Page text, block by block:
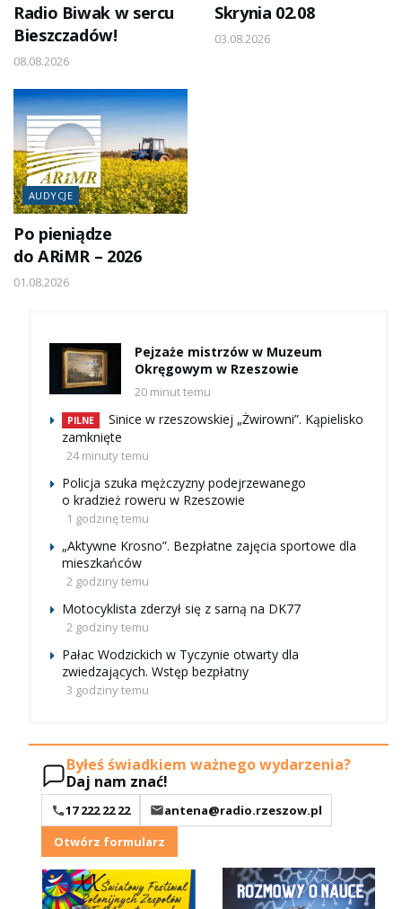
Radio Biwak w sercu
Bieszczadów!
08.08.2026
Skrynia 02.08
03.08.2026
AUDYCJE
Po pieniądze
do ARiMR – 2026
01.08.2026
Pejzaże mistrzów w Muzeum
Okręgowym w Rzeszowie
20 minut temu
PILNE
Sinice w rzeszowskiej „Żwirowni”. Kąpielisko
zamknięte
24 minuty temu
Policja szuka mężczyzny podejrzewanego
o kradzież roweru w Rzeszowie
1 godzinę temu
„Aktywne Krosno”. Bezpłatne zajęcia sportowe dla
mieszkańców
2 godziny temu
Motocyklista zderzył się z sarną na DK77
2 godziny temu
Pałac Wodzickich w Tyczynie otwarty dla
zwiedzających. Wstęp bezpłatny
3 godziny temu
Byłeś świadkiem ważnego wydarzenia?
Daj nam znać!
17 222 22 22
antena@radio.rzeszow.pl
Otwórz formularz